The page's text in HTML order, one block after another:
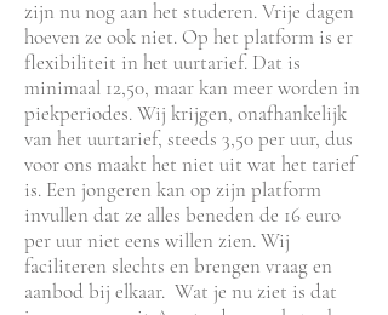
zijn nu nog aan het studeren. Vrije dagen
hoeven ze ook niet. Op het platform is er
flexibiliteit in het uurtarief. Dat is
minimaal 12,50, maar kan meer worden in
piekperiodes. Wij krijgen, onafhankelijk
van het uurtarief, steeds 3,50 per uur, dus
voor ons maakt het niet uit wat het tarief
is. Een jongeren kan op zijn platform
invullen dat ze alles beneden de 16 euro
per uur niet eens willen zien. Wij
faciliteren slechts en brengen vraag en
aanbod bij elkaar. Wat je nu ziet is dat